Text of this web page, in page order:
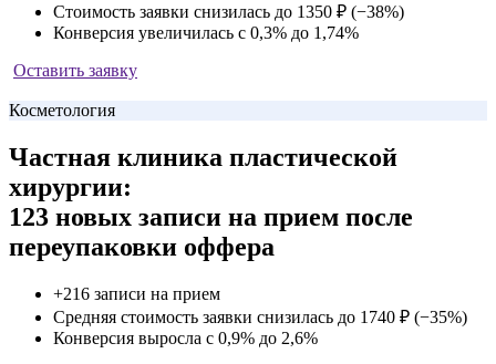
Стоимость заявки снизилась до 1350 ₽ (−38%)
Конверсия увеличилась с 0,3% до 1,74%
Оставить заявку
Косметология
Частная клиника пластической
хирургии:
123 новых записи на прием после
переупаковки оффера
+216 записи на прием
Средняя стоимость заявки снизилась до 1740 ₽ (−35%)
Конверсия выросла с 0,9% до 2,6%